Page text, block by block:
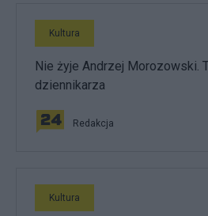
Kultura
Nie żyje Andrzej Morozowski.
dziennikarza
Redakcja
Kultura